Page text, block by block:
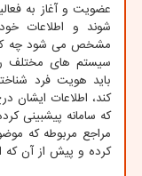
عضویت و آغاز به
شوند و اطلاعات
مشخص می شود چه
سیستم های مختلف
باید هویت فرد
کند، اطلاعات ایشان
که سامانه پیشبینی
مراجع مربوطه که
کرده و پیش از آن که